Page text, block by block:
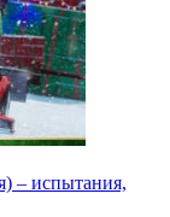
– испытания,